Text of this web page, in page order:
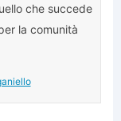
che succede
la comunità